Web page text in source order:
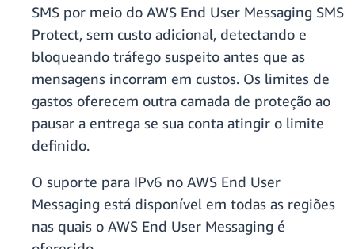
SMS por meio do AWS End User Messaging SMS
Protect, sem custo adicional, detectando e
bloqueando tráfego suspeito antes que as
mensagens incorram em custos. Os limites de
gastos oferecem outra camada de proteção ao
pausar a entrega se sua conta atingir o limite
definido.
O suporte para IPv6 no AWS End User
Messaging está disponível em todas as regiões
nas quais o AWS End User Messaging é